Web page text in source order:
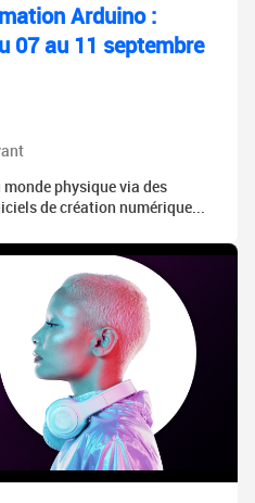
Arduino :
07 au 11 septembre
physique via des
de création numérique...